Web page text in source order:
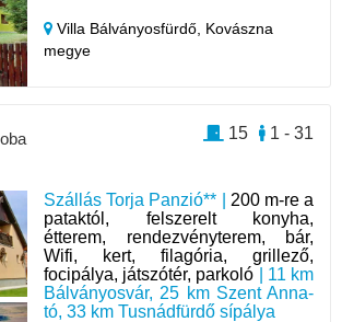
Villa Bálványosfürdő, Kovászna
megye
Szállás Torja Panzió** | 200 m-re a
pataktól, felszerelt konyha,
étterem, rendezvényterem, bár,
Wifi, kert, filagória, grillező,
focipálya, játszótér, parkoló | 11 km
Bálványosvár, 25 km Szent Anna-
tó, 33 km Tusnádfürdő sípálya
1 - 31
15